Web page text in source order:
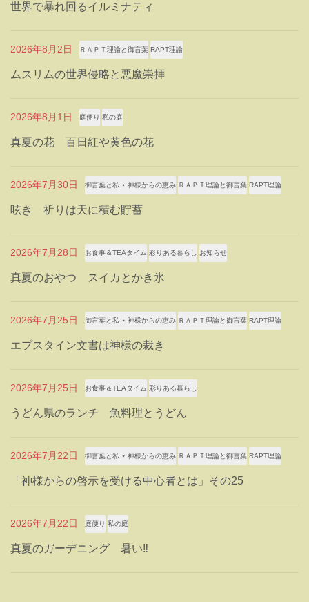
世界で暴れ回るイルミナティ
2026年8月2日 ＲＡＰＴ理論と御言葉 RAPT理論
ムスリムの世界侵略と悪魔崇拝
2026年8月1日 庭便り 私の庭
真夏の花 百日紅や黄色の花
2026年7月30日 御言葉と私 ⋆ 神様からの恵み ＲＡＰＴ理論と御言葉 RAPT理論
呟き 祈りは天に積む貯蓄
2026年7月28日 お食事＆TEAタイム 彩りある暮らし お知らせ
真夏のおやつ スイカとかき氷
2026年7月25日 御言葉と私 ⋆ 神様からの恵み ＲＡＰＴ理論と御言葉 RAPT理論
エプスタイン文書は神様の裁き
2026年7月25日 お食事＆TEAタイム 彩りある暮らし
うどん県のランチ 魚料理とうどん
2026年7月22日 御言葉と私 ⋆ 神様からの恵み ＲＡＰＴ理論と御言葉 RAPT理論
「神様からの啓示を受ける中心者とは」その25
2026年7月22日 庭便り 私の庭
真夏のガーデニング 暑い‼